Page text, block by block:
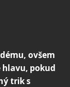
ovšem
hlavu, pokud
trik s